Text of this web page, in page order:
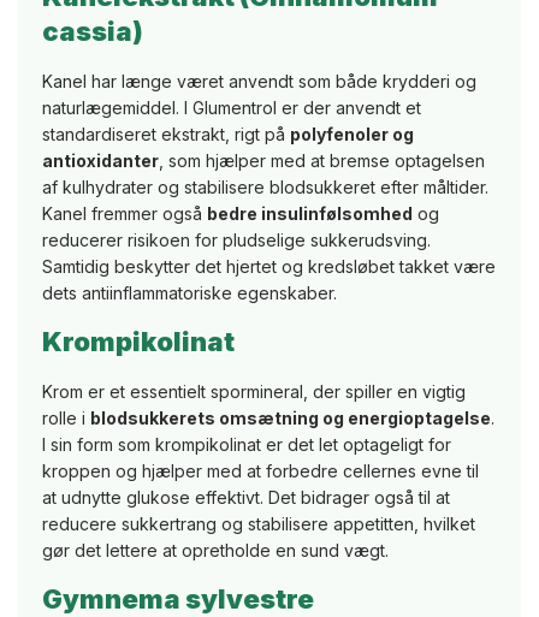
cassia)
Kanel har længe været anvendt som både krydderi og
naturlægemiddel. I Glumentrol er der anvendt et
standardiseret ekstrakt, rigt på polyfenoler og
antioxidanter , som hjælper med at bremse optagelsen
af kulhydrater og stabilisere blodsukkeret efter måltider.
Kanel fremmer også bedre insulinfølsomhed og
reducerer risikoen for pludselige sukkerudsving.
Samtidig beskytter det hjertet og kredsløbet takket være
dets antiinflammatoriske egenskaber.
Krompikolinat
Krom er et essentielt spormineral, der spiller en vigtig
rolle i blodsukkerets omsætning og energioptagelse.
I sin form som krompikolinat er det let optageligt for
kroppen og hjælper med at forbedre cellernes evne til
at udnytte glukose effektivt. Det bidrager også til at
reducere sukkertrang og stabilisere appetitten, hvilket
gør det lettere at opretholde en sund vægt.
Gymnema sylvestre